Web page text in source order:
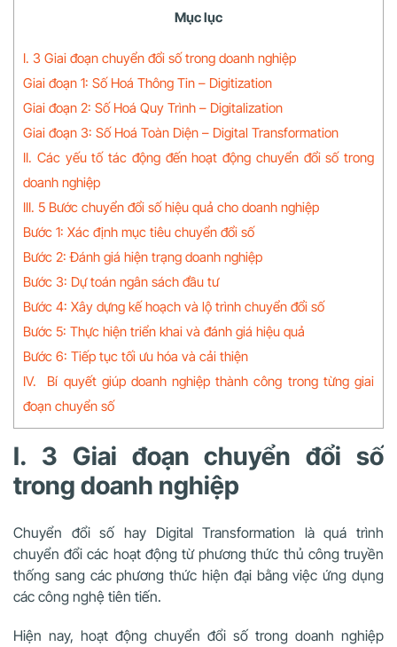
Mục lục
I. 3 Giai đoạn chuyển đổi số trong doanh nghiệp
Giai đoạn 1: Số Hoá Thông Tin – Digitization
Giai đoạn 2: Số Hoá Quy Trình – Digitalization
Giai đoạn 3: Số Hoá Toàn Diện – Digital Transformation
II. Các yếu tố tác động đến hoạt động chuyển đổi số trong
doanh nghiệp
III. 5 Bước chuyển đổi số hiệu quả cho doanh nghiệp
Bước 1: Xác định mục tiêu chuyển đổi số
Bước 2: Đánh giá hiện trạng doanh nghiệp
Bước 3: Dự toán ngân sách đầu tư
Bước 4: Xây dựng kế hoạch và lộ trình chuyển đổi số
Bước 5: Thực hiện triển khai và đánh giá hiệu quả
Bước 6: Tiếp tục tối ưu hóa và cải thiện
IV. Bí quyết giúp doanh nghiệp thành công trong từng giai
đoạn chuyển số
I. 3 Giai đoạn chuyển đổi số
trong doanh nghiệp
Chuyển đổi số hay Digital Transformation là quá trình
chuyển đổi các hoạt động từ phương thức thủ công truyền
thống sang các phương thức hiện đại bằng việc ứng dụng
các công nghệ tiên tiến.​
Hiện nay, hoạt động chuyển đổi số trong doanh nghiệp